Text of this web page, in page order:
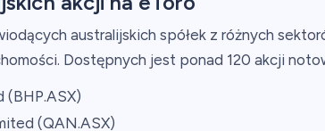
australijskich spółek z różnych
Dostępnych jest ponad 120 akcji
(BHP.ASX)
(QAN.ASX)